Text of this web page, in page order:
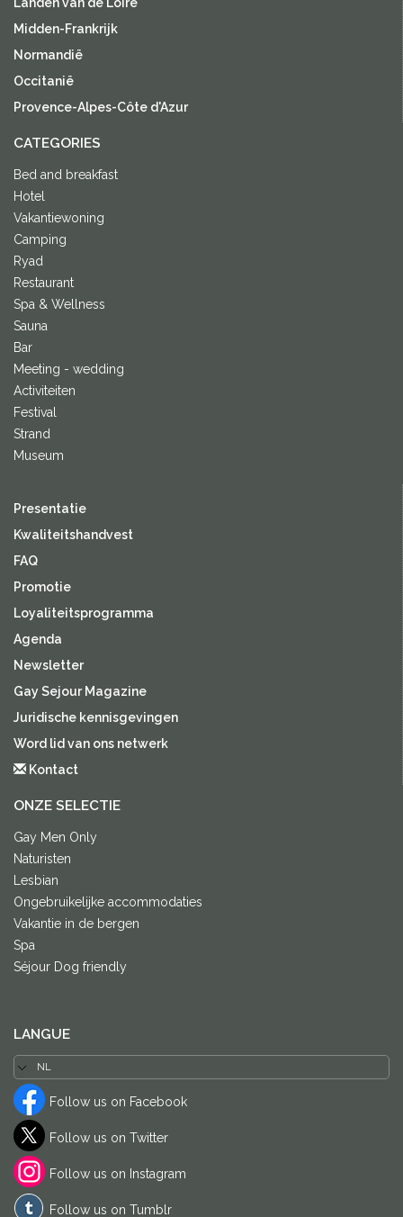
Midden-Frankrijk
Normandië
Occitanië
Provence-Alpes-Côte d'Azur
CATEGORIES
Bed and breakfast
Hotel
Vakantiewoning
Camping
Ryad
Restaurant
Spa & Wellness
Sauna
Bar
Meeting - wedding
Activiteiten
Festival
Strand
Museum
Presentatie
Kwaliteitshandvest
FAQ
Promotie
Loyaliteitsprogramma
Agenda
Newsletter
Gay Sejour Magazine
Juridische kennisgevingen
Word lid van ons netwerk
Kontact
ONZE SELECTIE
Gay Men Only
Naturisten
Lesbian
Ongebruikelijke accommodaties
Vakantie in de bergen
Spa
Séjour Dog friendly
LANGUE
Follow us on Facebook
Follow us on Twitter
Follow us on Instagram
Follow us on Tumblr